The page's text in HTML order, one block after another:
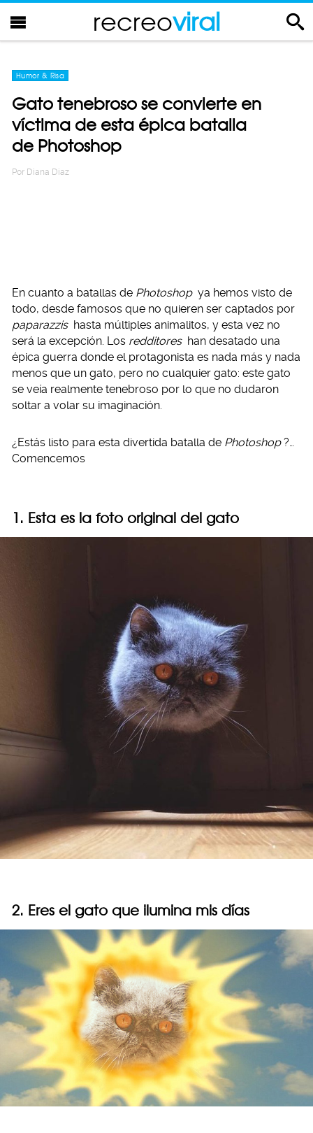
recreoviral
Humor & Risa
Gato tenebroso se convierte en
víctima de esta épica batalla
de Photoshop
Por Diana Diaz
En cuanto a batallas de Photoshop ya hemos visto de
todo, desde famosos que no quieren ser captados por
paparazzis hasta múltiples animalitos, y esta vez no
será la excepción. Los redditores han desatado una
épica guerra donde el protagonista es nada más y nada
menos que un gato, pero no cualquier gato: este gato
se veía realmente tenebroso por lo que no dudaron
soltar a volar su imaginación.
¿Estás listo para esta divertida batalla de Photoshop ?…
Comencemos
1. Esta es la foto original del gato
2. Eres el gato que ilumina mis días